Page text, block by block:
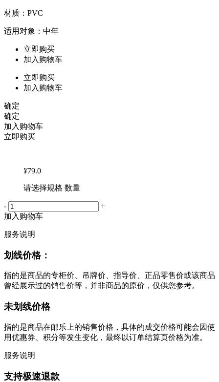
材质：PVC
适用对象：中年
立即购买
加入购物车
立即购买
加入购物车
确定
确定
加入购物车
立即购买
¥79.0
请选择规格 数量
-
+
加入购物车
服务说明
划线价格：
指的是商品的专柜价、吊牌价、指导价、正品零售价或该商品
曾经展示过的销售价等，并非商品的原价，仅供您参考。
未划线价格
指的是商品在邮乐上的销售价格，具体的成交价格可能会因使
用优惠券、积分等发生变化，最终以订单结算页价格为准。
服务说明
支持极速退款